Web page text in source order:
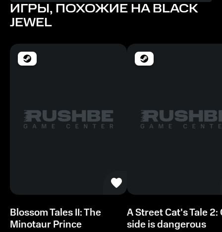
Память
2 ГБ
Место на диске
15 МБ
ИГРЫ, ПОХОЖИЕ НА BLACK
JEWEL
Blossom Tales II: The
Minotaur Prince
A Street Cat's Tale 2:
side is dangerous